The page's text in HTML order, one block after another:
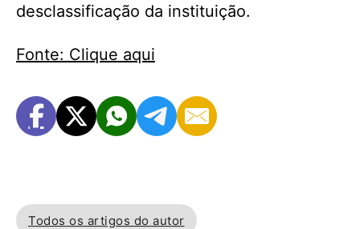
desclassificação da instituição.
Fonte: Clique aqui
Todos os artigos do autor